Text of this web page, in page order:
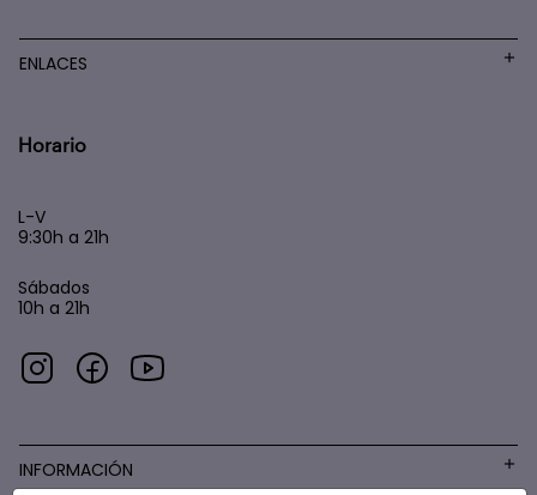
ENLACES
Horario
L-V
9:30h a 21h
Sábados
10h a 21h
INFORMACIÓN